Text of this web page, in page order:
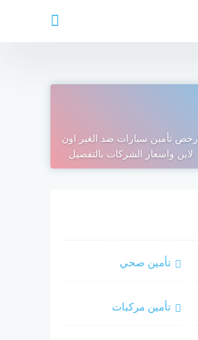
ارخص تأمين سيارات ضد الغير اون
لاين واسعار الشركات بالتفصيل
تأمين صحي
تأمين مركبات